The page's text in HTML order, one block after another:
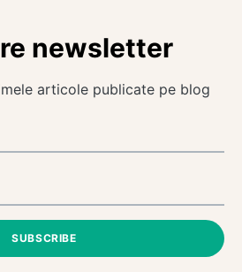
newsletter
articole publicate pe blog
SUBSCRIBE